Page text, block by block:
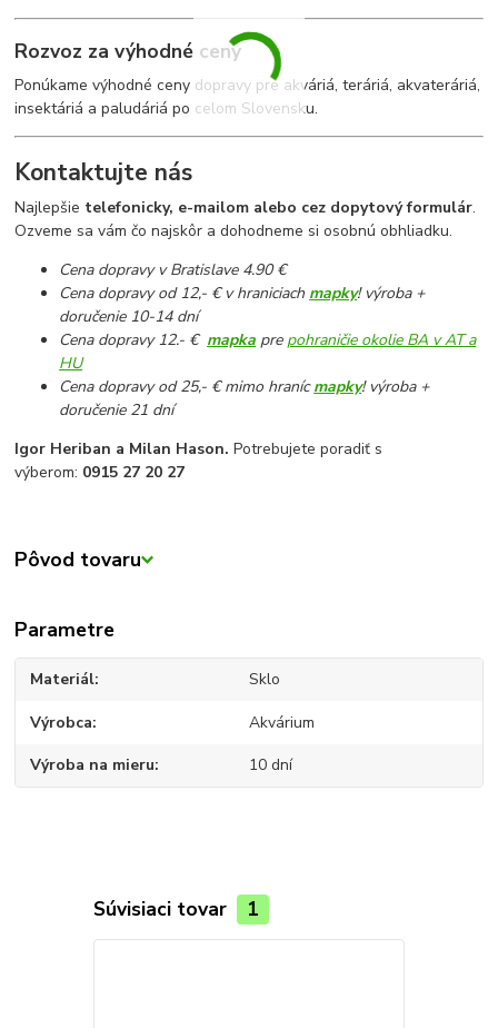
Rozvoz za výhodné ceny
Ponúkame výhodné ceny dopravy pre akváriá, teráriá, akvateráriá,
insektáriá a paludáriá po celom Slovensku.
Kontaktujte nás
Najlepšie telefonicky, e-mailom alebo cez dopytový formulár.
Ozveme sa vám čo najskôr a dohodneme si osobnú obhliadku.
Cena dopravy v Bratislave 4.90 €
Cena dopravy od 12,- € v hraniciach mapky! výroba +
doručenie 10-14 dní
Cena dopravy 12.- € mapka pre pohraničie okolie BA v AT a
HU
Cena dopravy od 25,- € mimo hranícmapky! výroba +
doručenie 21 dní
Igor Heriban a Milan Hason.Potrebujete poradiť s
výberom: 0915 27 20 27
Pôvod tovaru
Parametre
Materiál Sklo
Výrobca Akvárium
Výroba na mieru 10 dní
Súvisiaci tovar 1